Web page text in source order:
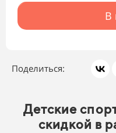
В
Поделиться:
Детские
скидкой в